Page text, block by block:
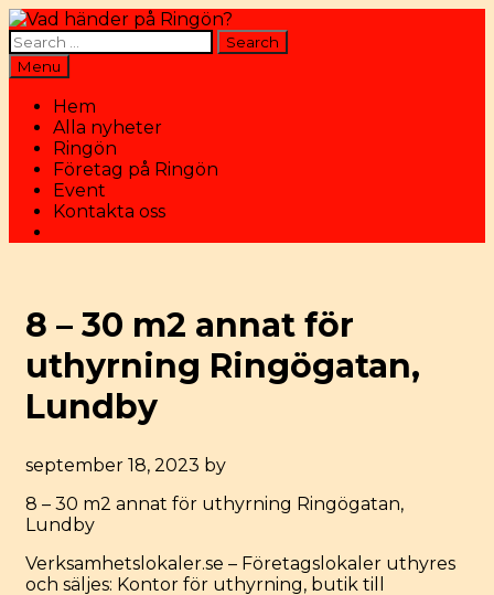
Skip
to
content
Search
for:
Search
Menu
Hem
Alla nyheter
Ringön
Företag på Ringön
Event
Kontakta oss
8 – 30 m2 annat för
uthyrning Ringögatan,
Lundby
september 18, 2023 by
8 – 30 m2 annat för uthyrning Ringögatan,
Lundby
Verksamhetslokaler.se – Företagslokaler uthyres
och säljes: Kontor för uthyrning, butik till